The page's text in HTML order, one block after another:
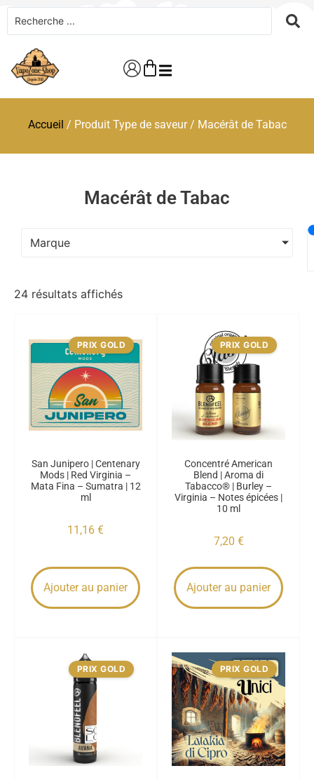
Accueil / Produit Type de saveur / Macérât de Tabac
Macérât de Tabac
Marque
24 résultats affichés
PRIX GOLD
San Junipero | Centenary
Mods | Red Virginia –
Mata Fina – Sumatra | 12
ml
11,16 €
Ajouter au panier
PRIX GOLD
Concentré American
Blend | Aroma di
Tabacco® | Burley –
Virginia – Notes épicées |
10 ml
7,20 €
Ajouter au panier
PRIX GOLD PRIX GOLD